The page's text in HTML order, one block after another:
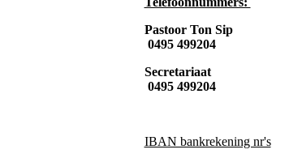
Pastoor Ton Sip
0495 499204
Secretariaat
0495 499204
IBAN bankrekening nr's